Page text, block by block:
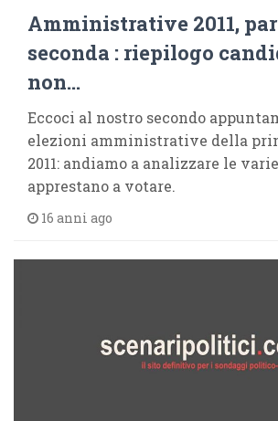
Amministrative 2011,
seconda : riepilogo
non…
Eccoci al nostro secondo
elezioni amministrative della
2011: andiamo a analizzare le
apprestano a votare.
16 anni ago